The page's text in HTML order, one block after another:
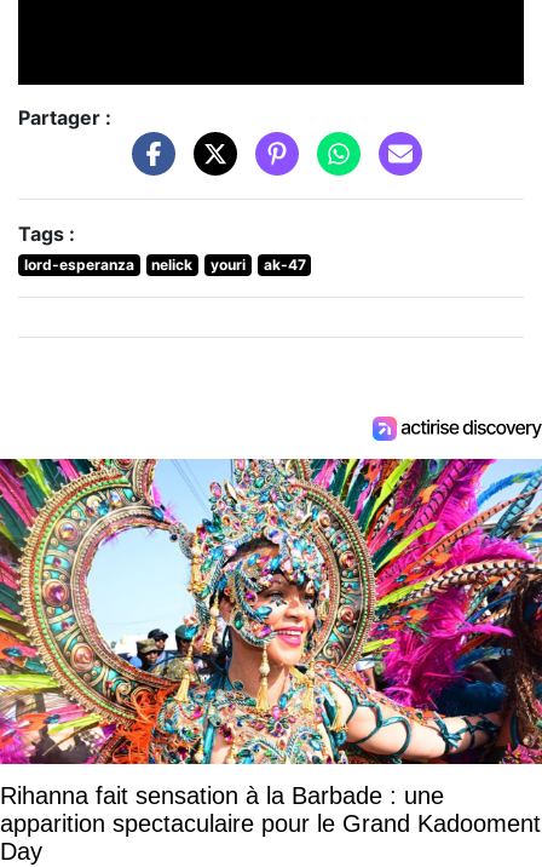
Partager :
Tags :
lord-esperanza nelick youri ak-47
Rihanna fait sensation à la Barbade : une
apparition spectaculaire pour le Grand Kadooment
Day